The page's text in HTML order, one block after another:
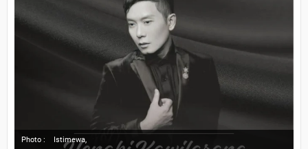
Photo : Istimewa,